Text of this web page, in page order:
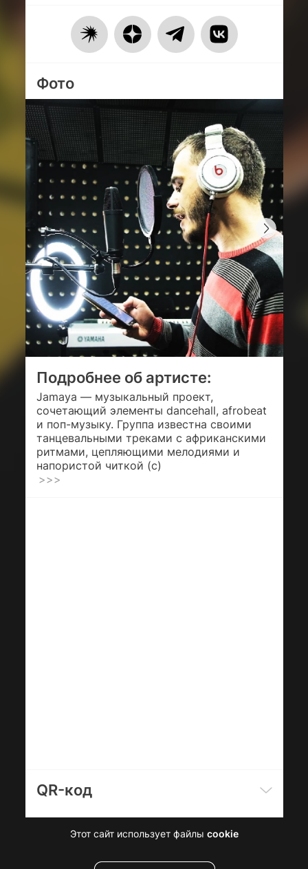
Подробнее об артисте:
Jamaya — музыкальный проект,
сочетающий элементы dancehall, afrobeat
и поп-музыку. Группа известна своими
танцевальными треками с африканскими
ритмами, цепляющими мелодиями и
напористой читкой (c)
>>>
Фото
QR-код
Этот сайт использует файлы cookie